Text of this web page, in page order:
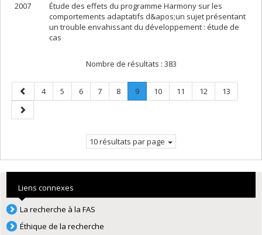
2007
Étude des effets du programme Harmony sur les
comportements adaptatifs d&apos;un sujet présentant
un trouble envahissant du développement : étude de
cas
Nombre de résultats : 383
Page
précédente
Page
4 Page
5 Page
6 Page
7 Page
8 Page
9.
Page
Page
10 Page
11 Page
12 Page
13
Page
suivante
10 résultats par page
Liens connexes
La recherche à la FAS
Éthique de la recherche